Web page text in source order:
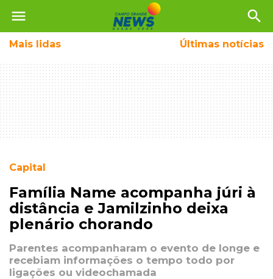
menu search
Mais lidas Últimas notícias
Capital
Família Name acompanha júri à
distância e Jamilzinho deixa
plenário chorando
Parentes acompanharam o evento de longe e
recebiam informações o tempo todo por
ligações ou videochamada